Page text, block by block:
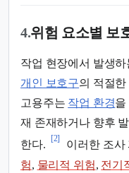
4.위험 요소별 보
작업 현장에서 발생하
개인 보호구의 적절
고용주는 작업 환경을
재 존재하거나 향후
한다.
[2]
이러한 조사
험, 물리적 위험, 전기